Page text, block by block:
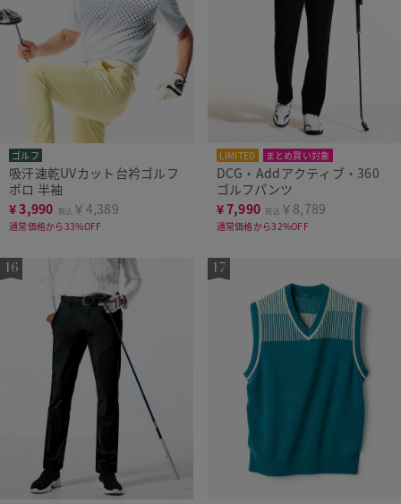
ゴルフ
吸汗速乾UVカット台衿ゴルフ
ポロ 半袖
¥3,990 税込 ￥4,389
通常価格から33%OFF
LIMITED まとめ買い対象
DCG・Addアクティブ・360
ゴルフパンツ
¥7,990 税込 ￥8,789
通常価格から32%OFF